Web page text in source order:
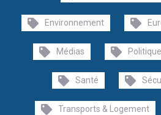
Environnement
Médias Politique
Santé
Transports & Logement